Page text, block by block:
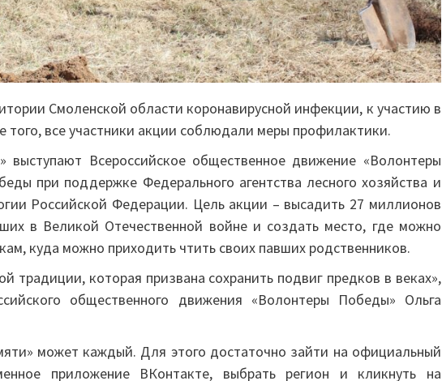
Смоленской области коронавирусной инфекции, к участию в
все участники акции соблюдали меры профилактики.
выступают Всероссийское общественное движение «Волонтеры
при поддержке Федерального агентства лесного хозяйства и
Российской Федерации. Цель акции – высадить 27 миллионов
в Великой Отечественной войне и создать место, где можно
куда можно приходить чтить своих павших родственников.
традиции, которая призвана сохранить подвиг предков в веках»,
общественного движения «Волонтеры Победы» Ольга
может каждый. Для этого достаточно зайти на официальный
приложение ВКонтакте, выбрать регион и кликнуть на